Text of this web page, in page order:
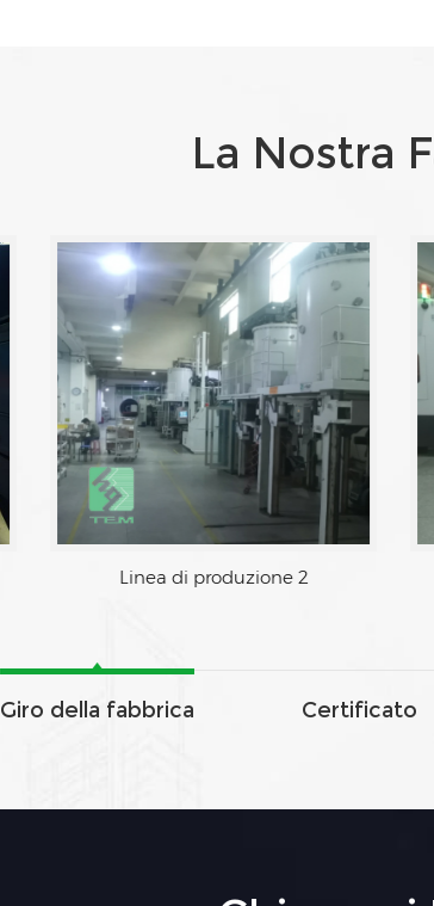
La Nostra
Linea di produzione 2
Giro della fabbrica Certificato